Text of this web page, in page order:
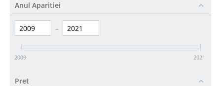
Anul Aparitiei
–
2009 2021
Pret